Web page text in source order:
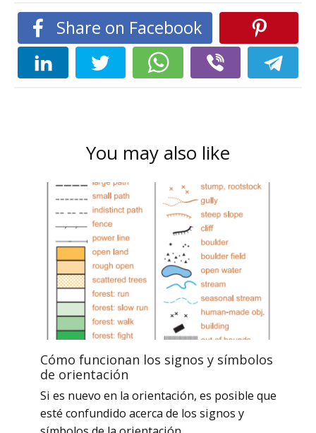
Share on Facebook
You may also like
Cómo funcionan los signos y símbolos
de orientación
Si es nuevo en la orientación, es posible que
esté confundido acerca de los signos y